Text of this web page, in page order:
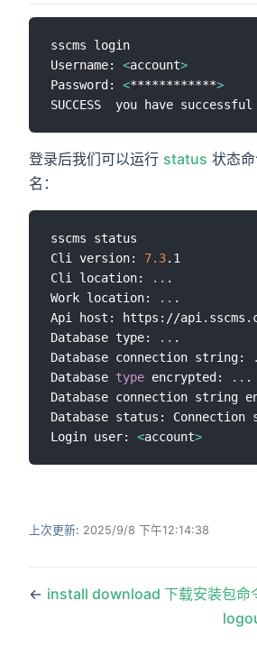
sscms login
Username: <account>
Password: <************>
SUCCESS  you have
登录后我们可以运行 status 状态
名：
sscms status
Cli version: 7.3.1
Cli location:
.. .
Work location:
.. .
Api host: https://
Database type:
.. .
Database connection string:
Database type encrypted: .. .
Database connection string
Database status: Connection
Login user: <account>
上次更新: 2025/9/8 下午12:14:38
← install download 下载安装包命